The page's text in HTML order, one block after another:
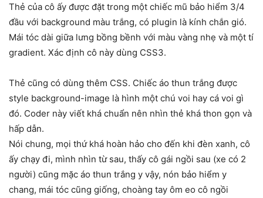
Thẻ của cô ấy được đặt trong một chiếc mũ bảo hiểm 3/4
đầu với background màu trắng, có plugin là kính chắn gió.
Mái tóc dài giữa lưng bồng bềnh với màu vàng nhẹ và một tí
gradient. Xác định cô này dùng CSS3.
Thẻ cũng có dùng thêm CSS. Chiếc áo thun trắng được
style background-image là hình một chú voi hay cá voi gì
đó. Coder này viết khá chuẩn nên nhìn thẻ khá thon gọn và
hấp dẫn.
Nói chung, mọi thứ khá hoàn hảo cho đến khi đèn xanh, cô
ấy chạy đi, mình nhìn từ sau, thấy cô gái ngồi sau (xe có 2
người) cũng mặc áo thun trắng y vậy, nón bảo hiểm y
chang, mái tóc cũng giống, choàng tay ôm eo cô ngồi